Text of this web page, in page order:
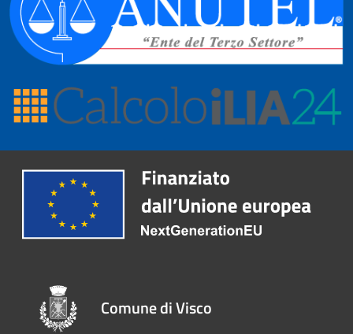
Comune di Visco